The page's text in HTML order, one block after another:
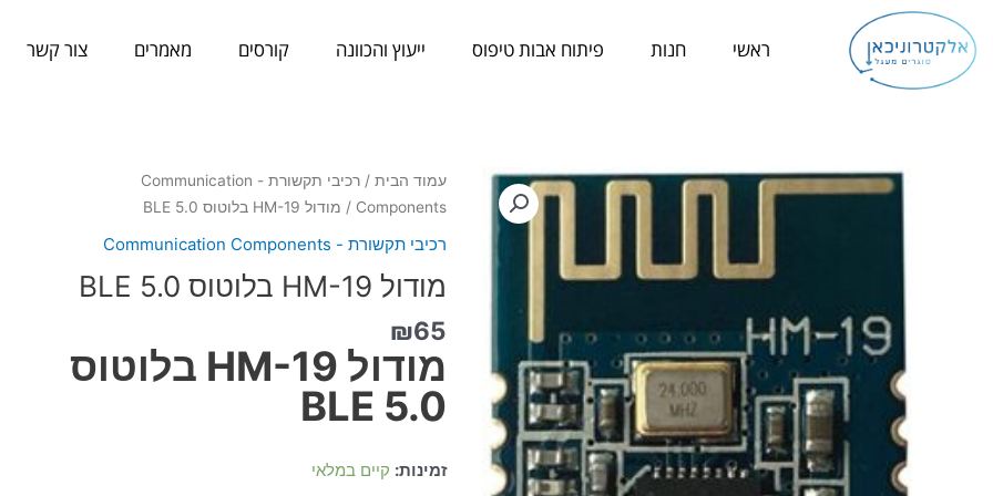
לתוכן
ראשי חנות פיתוח אבות טיפוס ייעוץ והכוונה קורסים מאמרים צור קשר
עמוד הבית/
רכיבי תקשורת - Communication
Components / מודול HM-19 בלוטוס BLE 5.0
רכיבי תקשורת - Communication Components
מודול HM-19 בלוטוס BLE 5.0
₪65
מודול HM-19 בלוטוס
BLE 5.0
זמינות: קיים במלאי
כמות
של
19
BLE
5.0